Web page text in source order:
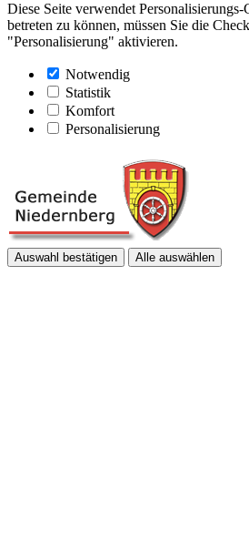
Diese Seite verwendet
betreten zu können, müssen Sie die
"Personalisierung" aktivieren.
Notwendig
Statistik
Komfort
Personalisierung
Auswahl bestätigen Alle auswählen